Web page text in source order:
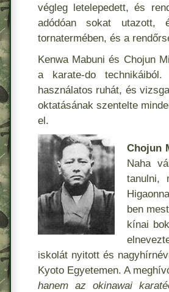
végleg letelepedett, és
adódóan sokat utazott,
tornatermében, és a
Kenwa Mabuni és Chojun
a karate-do
használatos ruhát, és
oktatásának szentelte
el.
Chojun
Naha
tanulni,
ben
kínai
iskolát nyitott és
Kyoto Egyetemen. A
hanem az okinawai